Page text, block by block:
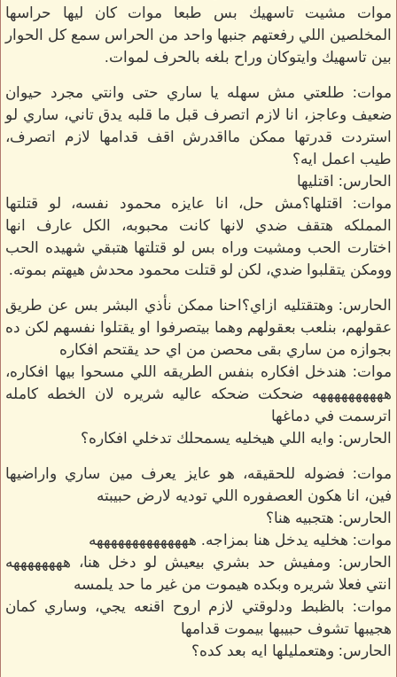
موات مشيت تاسهيك بس طبعا موات كان ليها حراسها
المخلصين اللي رفعتهم جنبها واحد من الحراس سمع كل الحوار
بين تاسهيك وايتوكان وراح بلغه بالحرف لموات.
موات: طلعتي مش سهله يا ساري حتى وانتي مجرد حيوان
ضعيف وعاجز، انا لازم اتصرف قبل ما قلبه يدق تاني، ساري لو
استردت قدرتها ممكن مااقدرش اقف قدامها لازم اتصرف،
طيب اعمل ايه؟
الحارس: اقتليها
موات: اقتلها؟مش حل، انا عايزه محمود نفسه، لو قتلتها
المملكه هتقف ضدي لانها كانت محبوبه، الكل عارف انها
اختارت الحب ومشيت وراه بس لو قتلتها هتبقي شهيده الحب
وومكن يتقلبوا ضدي، لكن لو قتلت محمود محدش هيهتم بموته.
الحارس: وهتقتليه ازاي؟احنا ممكن نأذي البشر بس عن طريق
عقولهم، بنلعب بعقولهم وهما بيتصرفوا او يقتلوا نفسهم لكن ده
بجوازه من ساري بقى محصن من اي حد يقتحم افكاره
موات: هندخل افكاره بنفس الطريقه اللي مسحوا بيها افكاره،
ههههههههههه ضحكت ضحكه عاليه شريره لان الخطه كامله
اترسمت في دماغها
الحارس: وايه اللي هيخليه يسمحلك تدخلي افكاره؟
موات: فضوله للحقيقه، هو عايز يعرف مين ساري واراضيها
فين، انا هكون العصفوره اللي توديه لارض حبيبته
الحارس: هتجبيه هنا؟
موات: هخليه يدخل هنا بمزاجه. ههههههههههههههه
الحارس: ومفيش حد بشري بيعيش لو دخل هنا، ههههههههه
انتي فعلا شريره وبكده هيموت من غير ما حد يلمسه
موات: بالظبط ودلوقتي لازم اروح اقنعه يجي، وساري كمان
هجيبها تشوف حبيبها بيموت قدامها
الحارس: وهتعمليلها ايه بعد كده؟